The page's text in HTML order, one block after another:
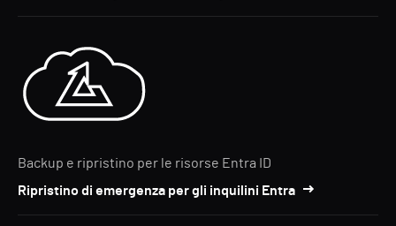
Backup e ripristino per le risorse Entra ID
Ripristino di emergenza per gli inquilini Entra